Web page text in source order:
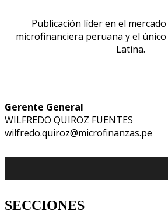
Publicación líder en el
microfinanciera peruana y el
Latina.
Gerente General
WILFREDO QUIROZ FUENTES
wilfredo.quiroz@microfinanzas.pe
SECCIONES